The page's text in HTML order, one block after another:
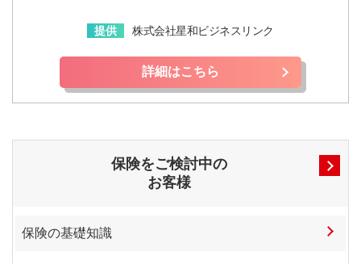
提供 株式会社星和ビジネスリンク
詳細はこちら
保険をご検討中の
お客様
保険の基礎知識